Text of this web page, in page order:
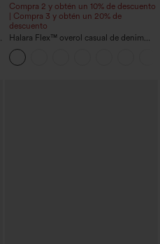
Compra 2 y obtén un 10% de descuento
| Compra 3 y obtén un 20% de
descuento
Halara Flex™ overol casual de denim
lavado con escote en V y bolsillos